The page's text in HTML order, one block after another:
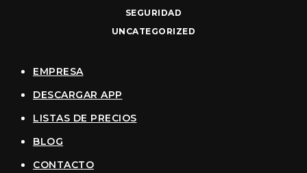
SEGURIDAD
UNCATEGORIZED
EMPRESA
DESCARGAR APP
LISTAS DE PRECIOS
BLOG
CONTACTO